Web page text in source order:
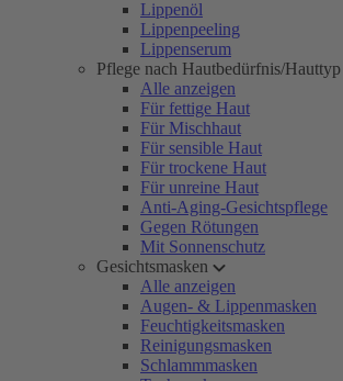
Lippenöl
Lippenpeeling
Lippenserum
Pflege nach Hautbedürfnis/Hauttyp
Alle anzeigen
Für fettige Haut
Für Mischhaut
Für sensible Haut
Für trockene Haut
Für unreine Haut
Anti-Aging-Gesichtspflege
Gegen Rötungen
Mit Sonnenschutz
Gesichtsmasken
Alle anzeigen
Augen- & Lippenmasken
Feuchtigkeitsmasken
Reinigungsmasken
Schlammmasken